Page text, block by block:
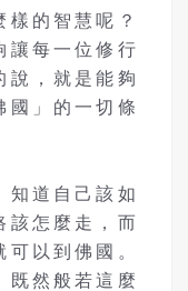
的智慧呢？
讓每一位修行
說，就是能夠
國」的一切條
知道自己該如
該怎麼走，而
以到佛國。
既然般若這麼